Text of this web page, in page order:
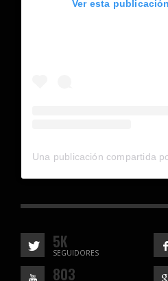
Ver esta
5K
SEGUIDORES
803